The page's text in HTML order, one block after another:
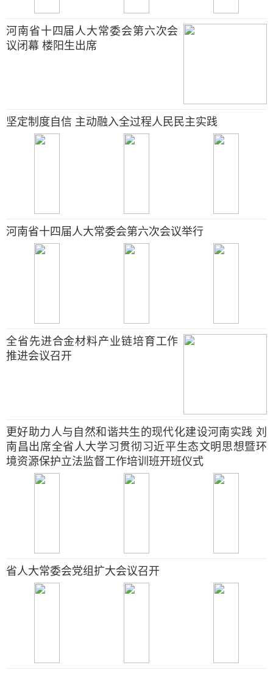
河南省十四届人大常委会第六次会
议闭幕 楼阳生出席
坚定制度自信 主动融入全过程人民民主实践
河南省十四届人大常委会第六次会议举行
全省先进合金材料产业链培育工作
推进会议召开
更好助力人与自然和谐共生的现代化建设河南实践 刘
南昌出席全省人大学习贯彻习近平生态文明思想暨环
境资源保护立法监督工作培训班开班仪式
省人大常委会党组扩大会议召开